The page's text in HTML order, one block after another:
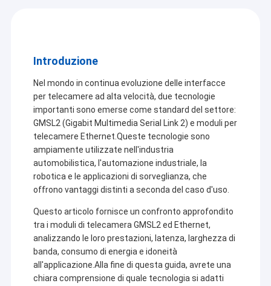
Introduzione
Nel mondo in continua evoluzione delle interfacce
per telecamere ad alta velocità, due tecnologie
importanti sono emerse come standard del settore:
GMSL2 (Gigabit Multimedia Serial Link 2) e moduli per
telecamere Ethernet.Queste tecnologie sono
ampiamente utilizzate nell'industria
automobilistica, l'automazione industriale, la
robotica e le applicazioni di sorveglianza, che
offrono vantaggi distinti a seconda del caso d'uso.
Questo articolo fornisce un confronto approfondito
tra i moduli di telecamera GMSL2 ed Ethernet,
analizzando le loro prestazioni, latenza, larghezza di
banda, consumo di energia e idoneità
all'applicazione.Alla fine di questa guida, avrete una
chiara comprensione di quale tecnologia si adatti